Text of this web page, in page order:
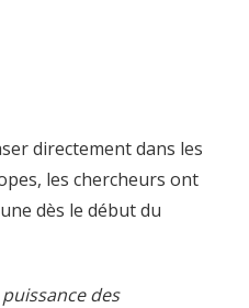
directement dans les
les chercheurs ont
dès le début du
des